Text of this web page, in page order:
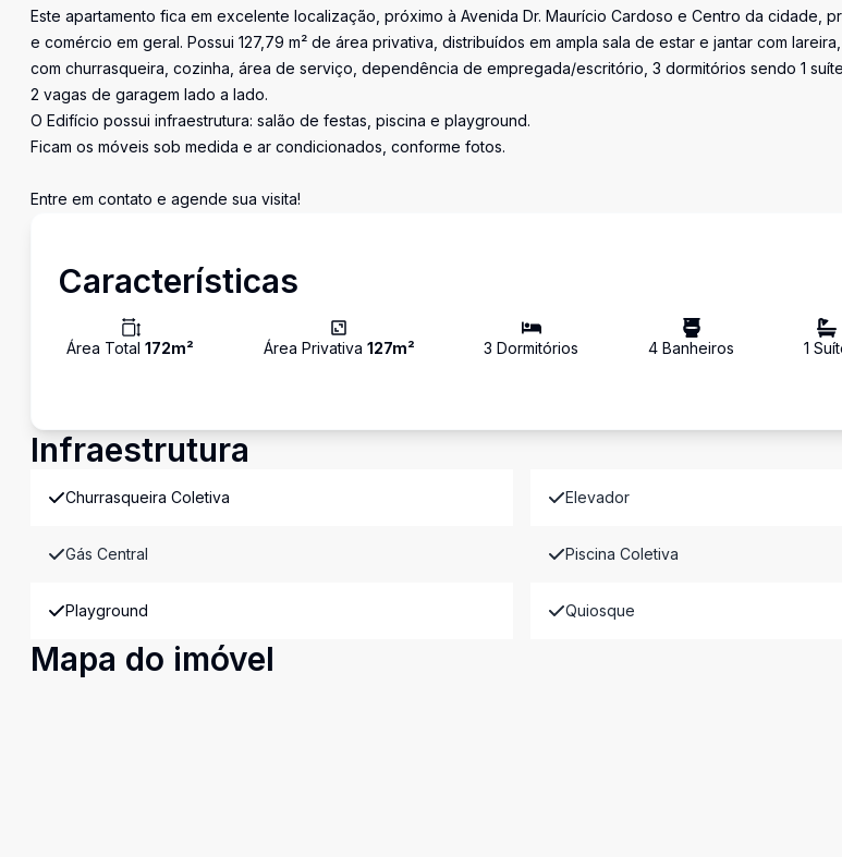
Este apartamento fica em excelente localização, próximo à Avenida Dr. Maurício Cardoso e Centro da cidade,
e comércio em geral. Possui 127,79 m² de área privativa, distribuídos em ampla sala de estar e jantar com
com churrasqueira, cozinha, área de serviço, dependência de empregada/escritório, 3 dormitórios sendo 1
2 vagas de garagem lado a lado.
O Edifício possui infraestrutura: salão de festas, piscina e playground.
Ficam os móveis sob medida e ar condicionados, conforme fotos.
Entre em contato e agende sua visita!
Características
Área Total 172m² Área Privativa 127m² 3 Dormitórios 4 Banheiros 1
Infraestrutura
Churrasqueira Coletiva Elevador
Gás Central Piscina Coletiva
Playground Quiosque
Mapa do imóvel